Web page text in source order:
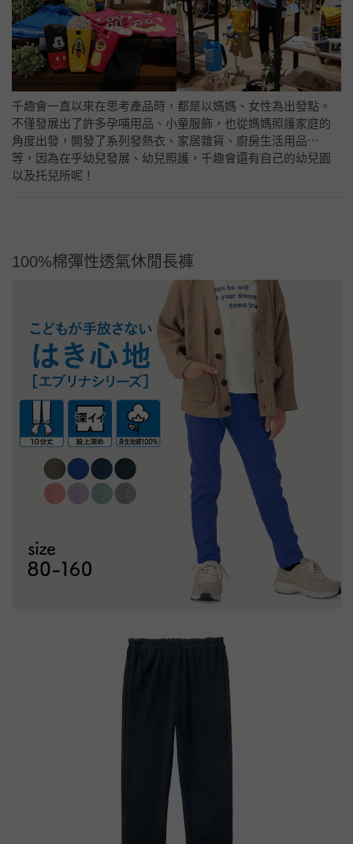
千趣會一直以來在思考產品時，都是以媽媽、女性為出發點。
不僅發展出了許多孕哺用品、小童服飾，也從媽媽照護家庭的
角度出發，開發了系列發熱衣、家居雜貨、廚房生活用品⋯
等，因為在乎幼兒發展、幼兒照護，千趣會還有自己的幼兒園
以及托兒所呢！
100%棉彈性透氣休閒長褲